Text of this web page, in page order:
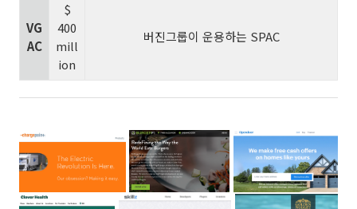
VG
AC
$
400
mill
ion
버진그룹이 운용하는 SPAC